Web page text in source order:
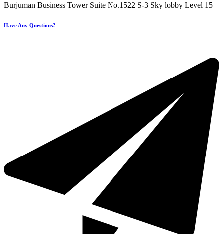
Burjuman Business Tower Suite No.1522 S-3 Sky lobby Level 15
Have Any Questions?